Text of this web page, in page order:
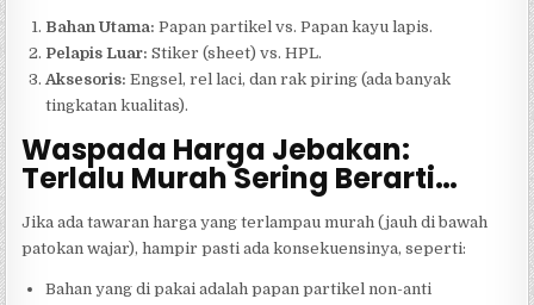
Bahan Utama: Papan partikel vs. Papan kayu lapis.
Pelapis Luar: Stiker (sheet) vs. HPL.
Aksesoris: Engsel, rel laci, dan rak piring (ada banyak
tingkatan kualitas).
Waspada Harga Jebakan:
Terlalu Murah Sering Berarti…
Jika ada tawaran harga yang terlampau murah (jauh di bawah
patokan wajar), hampir pasti ada konsekuensinya, seperti:
Bahan yang di pakai adalah papan partikel non-anti